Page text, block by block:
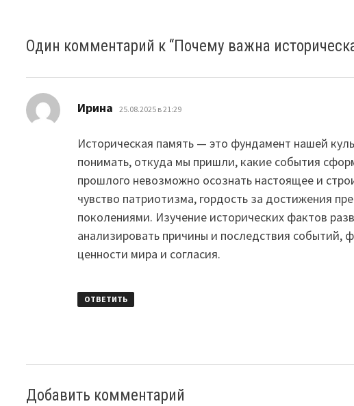
Один комментарий к “Почему важна
Ирина 25.08.2025 в 21:29
Историческая память — это фундамент нашей
понимать, откуда мы пришли, какие события
прошлого невозможно осознать настоящее и
чувство патриотизма, гордость за достижения
поколениями. Изучение исторических фактов
анализировать причины и последствия
ценности мира и согласия.
ОТВЕТИТЬ
Добавить комментарий